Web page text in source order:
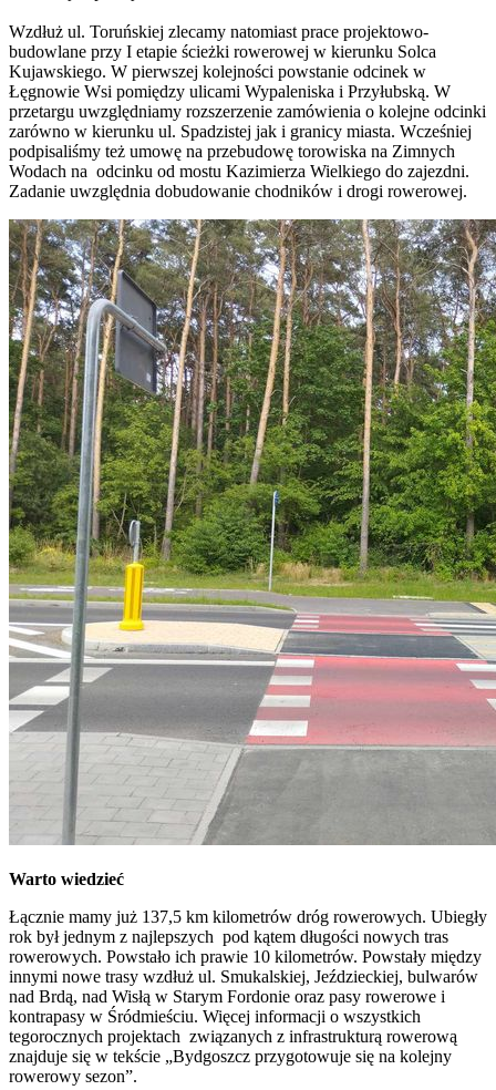
Wzdłuż ul. Toruńskiej zlecamy natomiast prace projektowo-
budowlane przy I etapie ścieżki rowerowej w kierunku Solca
Kujawskiego. W pierwszej kolejności powstanie odcinek w
Łęgnowie Wsi pomiędzy ulicami Wypaleniska i Przyłubską. W
przetargu uwzględniamy rozszerzenie zamówienia o kolejne odcinki
zarówno w kierunku ul. Spadzistej jak i granicy miasta. Wcześniej
podpisaliśmy też umowę na przebudowę torowiska na Zimnych
Wodach na odcinku od mostu Kazimierza Wielkiego do zajezdni.
Zadanie uwzględnia dobudowanie chodników i drogi rowerowej.
Warto wiedzieć
Łącznie mamy już 137,5 km kilometrów dróg rowerowych. Ubiegły
rok był jednym z najlepszych pod kątem długości nowych tras
rowerowych. Powstało ich prawie 10 kilometrów. Powstały między
innymi nowe trasy wzdłuż ul. Smukalskiej, Jeździeckiej, bulwarów
nad Brdą, nad Wisłą w Starym Fordonie oraz pasy rowerowe i
kontrapasy w Śródmieściu. Więcej informacji o wszystkich
tegorocznych projektach związanych z infrastrukturą rowerową
znajduje się w tekście „Bydgoszcz przygotowuje się na kolejny
rowerowy sezon”.